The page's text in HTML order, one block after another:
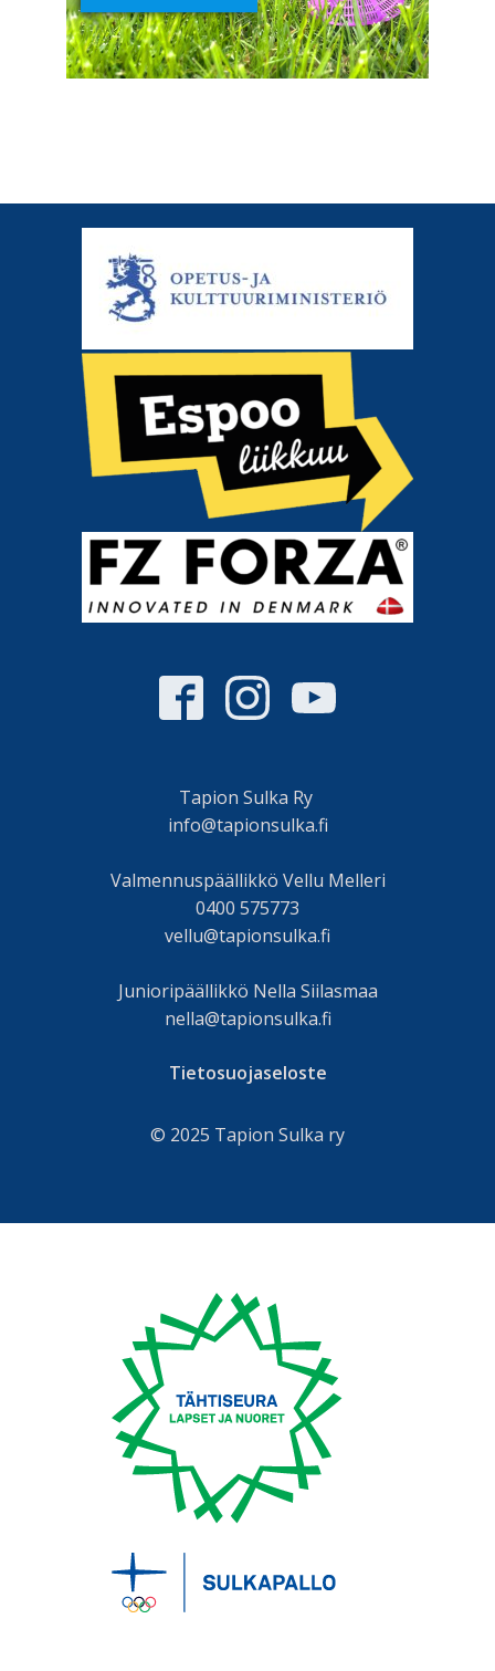
Tapion Sulka Ry
info@tapionsulka.fi
Valmennuspäällikkö Vellu Melleri
0400 575773
vellu@tapionsulka.fi
Junioripäällikkö Nella Siilasmaa
nella@tapionsulka.fi
Tietosuojaseloste
© 2025 Tapion Sulka ry